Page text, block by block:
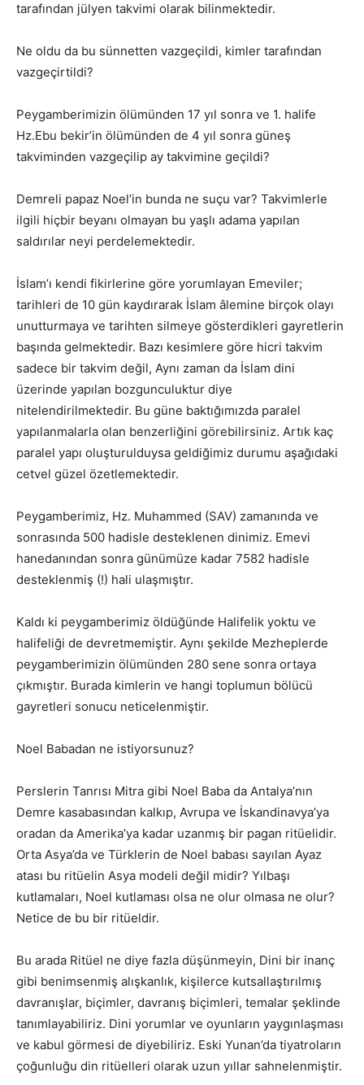
tarafından jülyen takvimi olarak bilinmektedir.
Ne oldu da bu sünnetten vazgeçildi, kimler tarafından
vazgeçirtildi?
Peygamberimizin ölümünden 17 yıl sonra ve 1. halife
Hz.Ebu bekir’in ölümünden de 4 yıl sonra güneş
takviminden vazgeçilip ay takvimine geçildi?
Demreli papaz Noel’in bunda ne suçu var? Takvimlerle
ilgili hiçbir beyanı olmayan bu yaşlı adama yapılan
saldırılar neyi perdelemektedir.
İslam’ı kendi fikirlerine göre yorumlayan Emeviler;
tarihleri de 10 gün kaydırarak İslam âlemine birçok olayı
unutturmaya ve tarihten silmeye gösterdikleri gayretlerin
başında gelmektedir. Bazı kesimlere göre hicri takvim
sadece bir takvim değil, Aynı zaman da İslam dini
üzerinde yapılan bozgunculuktur diye
nitelendirilmektedir. Bu güne baktığımızda paralel
yapılanmalarla olan benzerliğini görebilirsiniz. Artık kaç
paralel yapı oluşturulduysa geldiğimiz durumu aşağıdaki
cetvel güzel özetlemektedir.
Peygamberimiz, Hz. Muhammed (SAV) zamanında ve
sonrasında 500 hadisle desteklenen dinimiz. Emevi
hanedanından sonra günümüze kadar 7582 hadisle
desteklenmiş (!) hali ulaşmıştır.
Kaldı ki peygamberimiz öldüğünde Halifelik yoktu ve
halifeliği de devretmemiştir. Aynı şekilde Mezheplerde
peygamberimizin ölümünden 280 sene sonra ortaya
çıkmıştır. Burada kimlerin ve hangi toplumun bölücü
gayretleri sonucu neticelenmiştir.
Noel Babadan ne istiyorsunuz?
Perslerin Tanrısı Mitra gibi Noel Baba da Antalya’nın
Demre kasabasından kalkıp, Avrupa ve İskandinavya’ya
oradan da Amerika’ya kadar uzanmış bir pagan ritüelidir.
Orta Asya’da ve Türklerin de Noel babası sayılan Ayaz
atası bu ritüelin Asya modeli değil midir? Yılbaşı
kutlamaları, Noel kutlaması olsa ne olur olmasa ne olur?
Netice de bu bir ritüeldir.
Bu arada Ritüel ne diye fazla düşünmeyin, Dini bir inanç
gibi benimsenmiş alışkanlık, kişilerce kutsallaştırılmış
davranışlar, biçimler, davranış biçimleri, temalar şeklinde
tanımlayabiliriz. Dini yorumlar ve oyunların yaygınlaşması
ve kabul görmesi de diyebiliriz. Eski Yunan’da tiyatroların
çoğunluğu din ritüelleri olarak uzun yıllar sahnelenmiştir.